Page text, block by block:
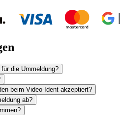
die Ummeldung?
beim Video-Ident akzeptiert?
ab?